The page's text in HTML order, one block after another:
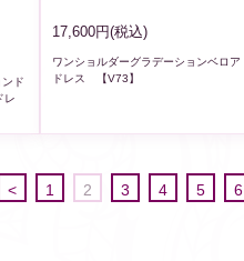
ド
レ
17,600円(税込)
ワンショルダーグラデーションベロア
ドレス 【V73】
< 1 2 3 4 5 6